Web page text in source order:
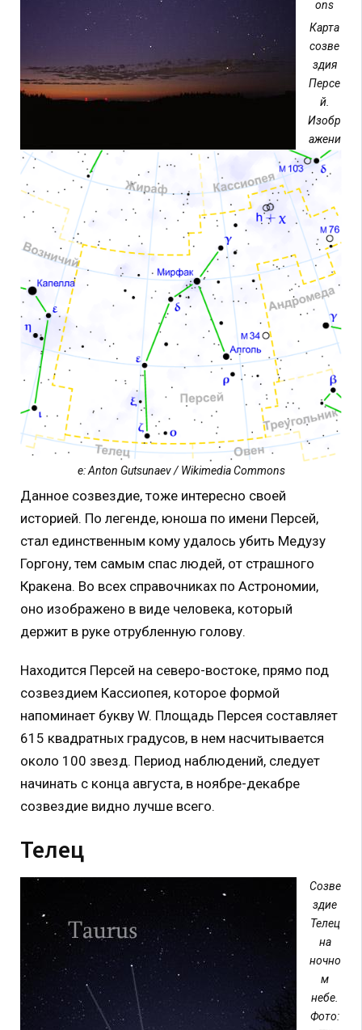
ons
Карта
созве
здия
Персе
й.
Изобр
ажени
е: Anton Gutsunaev / Wikimedia Commons
Данное созвездие, тоже интересно своей
историей. По легенде, юноша по имени Персей,
стал единственным кому удалось убить Медузу
Горгону, тем самым спас людей, от страшного
Кракена. Во всех справочниках по Астрономии,
оно изображено в виде человека, который
держит в руке отрубленную голову.
Находится Персей на северо-востоке, прямо под
созвездием Кассиопея, которое формой
напоминает букву W. Площадь Персея составляет
615 квадратных градусов, в нем насчитывается
около 100 звезд. Период наблюдений, следует
начинать с конца августа, в ноябре-декабре
созвездие видно лучше всего.
Телец
Созве
здие
Телец
на
ночно
м
небе.
Фото: